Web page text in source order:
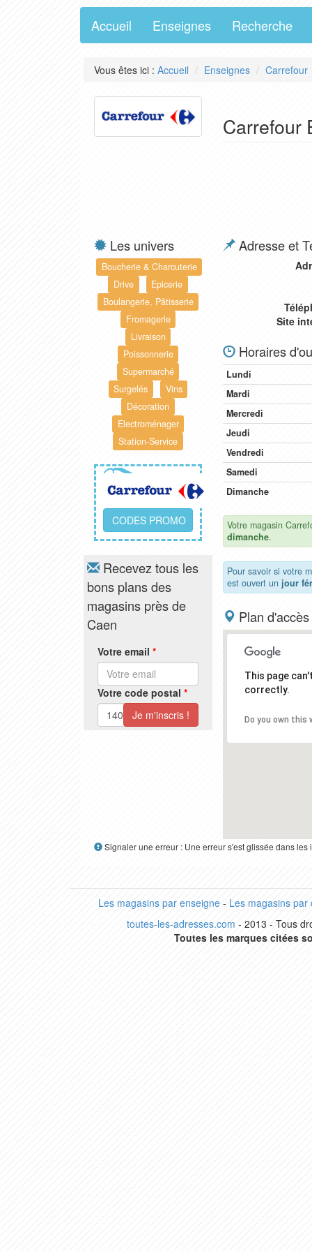
Accueil Enseignes Recherche
Vous êtes ici : Accueil Enseignes Carrefour
Carrefour
Les univers
Boucherie & Charcuterie
Drive
Epicerie
Boulangerie, Pâtisserie
Fromagerie
Livraison
Poissonnerie
Supermarché
Surgelés
Vins
Décoration
Electroménager
Station-Service
CODES PROMO
Recevez tous les
bons plans des
magasins près de
Caen
Votre email *
Votre code postal *
Adresse et
Site
Horaires
Lundi
Mardi
Mercredi
Jeudi
Vendredi
Samedi
Dimanche
Votre magasin
dimanche.
Pour savoir si votre
est ouvert un jour
Plan d'accès
This page
correctly.
Do you own this
Signaler une erreur : Une erreur s'est glissée dans
Les magasins par enseigne- Les magasins par
toutes-les-adresses.com - 2013 - Tous
Toutes les marques citées